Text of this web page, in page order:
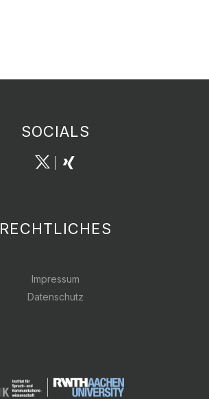
SOCIALS
RECHTLICHES
Impressum
Datenschutz